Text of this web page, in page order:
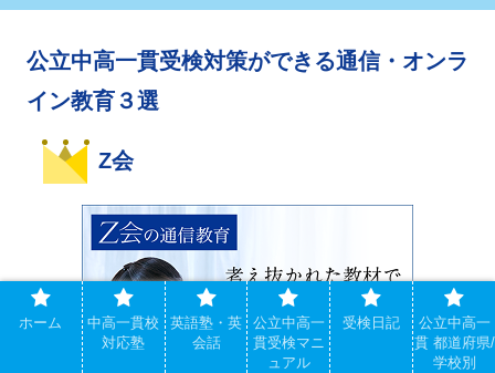
公立中高一貫受検対策ができる通信・オンラ
イン教育３選
Z会
ホーム
中高一貫校
対応塾
英語塾・英
会話
公立中高一
貫受検マニ
ュアル
受検日記
公立中高一
貫 都道府県/
学校別